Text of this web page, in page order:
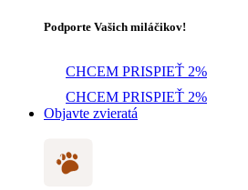
Podporte Vašich miláčikov!
CHCEM PRISPIEŤ 2%
CHCEM PRISPIEŤ 2%
Objavte zvieratá